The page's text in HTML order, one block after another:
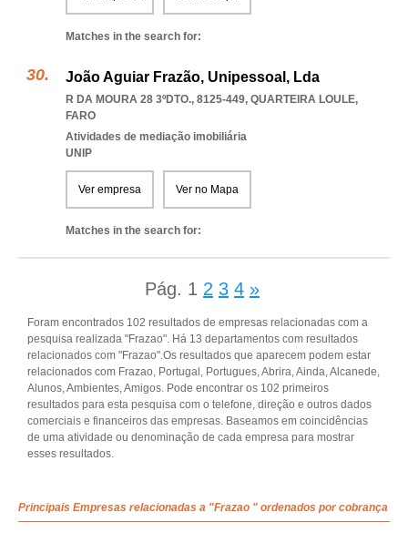
Matches in the search for:
João Aguiar Frazão, Unipessoal, Lda
R DA MOURA 28 3ºDTO., 8125-449, QUARTEIRA LOULE,
FARO
Atividades de mediação imobiliária
UNIP
Ver empresa Ver no Mapa
Matches in the search for:
Pág. 1 2 3 4 »
Foram encontrados 102 resultados de empresas relacionadas com a
pesquisa realizada "Frazao". Há 13 departamentos com resultados
relacionados com "Frazao".Os resultados que aparecem podem estar
relacionados com Frazao, Portugal, Portugues, Abrira, Ainda, Alcanede,
Alunos, Ambientes, Amigos. Pode encontrar os 102 primeiros
resultados para esta pesquisa com o telefone, direção e outros dados
comerciais e financeiros das empresas. Baseamos em coincidências
de uma atividade ou denominação de cada empresa para mostrar
esses resultados.
Principais Empresas relacionadas a "Frazao " ordenados por cobrança